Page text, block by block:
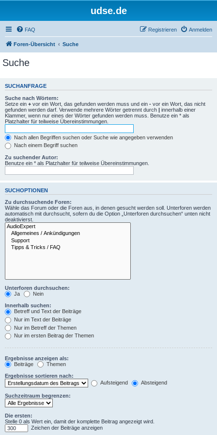
udse.de
FAQ Anmelden
Registrieren
Foren-Übersicht Suche
Suche
SUCHANFRAGE
Suche nach Wörtern:
Setze ein + vor ein Wort, das gefunden werden muss und ein - vor ein Wort, das nicht
gefunden werden darf. Verwende mehrere Wörter getrennt durch | innerhalb einer
Klammer, wenn nur eines der Wörter gefunden werden muss. Benutze ein * als
Platzhalter für teilweise Übereinstimmungen.
Nach allen Begriffen suchen oder Suche wie angegeben verwenden
Nach einem Begriff suchen
Zu suchender Autor:
Benutze ein * als Platzhalter für teilweise Übereinstimmungen.
SUCHOPTIONEN
Zu durchsuchende Foren:
Wähle das Forum oder die Foren aus, in denen gesucht werden soll. Unterforen werden
automatisch mit durchsucht, sofern du die Option „Unterforen durchsuchen“ unten nicht
deaktivierst.
Unterforen durchsuchen:
Ja
Nein
Innerhalb suchen:
Betreff und Text der Beiträge
Nur im Text der Beiträge
Nur im Betreff der Themen
Nur im ersten Beitrag der Themen
Ergebnisse anzeigen als:
Beiträge
Themen
Ergebnisse sortieren nach:
Aufsteigend
Absteigend
Suchzeitraum begrenzen:
Die ersten:
Stelle 0 als Wert ein, damit der komplette Beitrag angezeigt wird.
Zeichen der Beiträge anzeigen